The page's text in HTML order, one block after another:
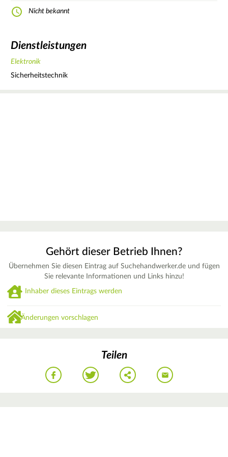
Nicht bekannt
Dienstleistungen
Elektronik
Sicherheitstechnik
Gehört dieser Betrieb Ihnen?
Übernehmen Sie diesen Eintrag auf Suchehandwerker.de und fügen
Sie relevante Informationen und Links hinzu!
Inhaber dieses Eintrags werden
Änderungen vorschlagen
Teilen